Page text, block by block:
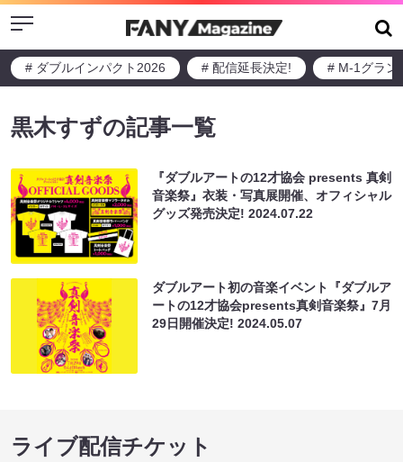
Menu
# ダブルインパクト2026 # 配信延長決定! # M-1グラン
黒木すずの記事一覧
『ダブルアートの12才協会 presents 真剣
音楽祭』衣装・写真展開催、オフィシャル
グッズ発売決定!2024.07.22
ダブルアート初の音楽イベント『ダブルア
ートの12才協会presents真剣音楽祭』7月
29日開催決定!2024.05.07
ライブ配信チケット